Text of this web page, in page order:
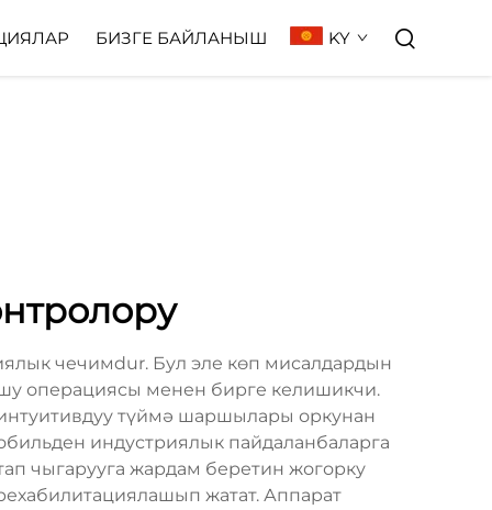
БИЗГЕ БАЙЛАНЫШ KY
чечимdur. Бул эле көп мисалдардын
операциясы менен бирге келишикчи.
түймә шаршылары оркунан
индустриялык пайдаланбаларга
чыгарууга жардам беретин жогорку
жатат. Аппарат